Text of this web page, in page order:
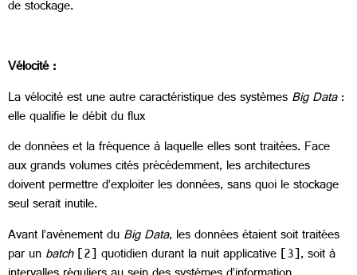
de stockage.
Vélocité :
La vélocité est une autre caractéristique des systèmesBig Data:
elle qualifie le débit du flux
de données et la fréquence à laquelle elles sont traitées. Face
aux grands volumes cités précédemment, les architectures
doivent permettre d’exploiter les données, sans quoi le stockage
seul serait inutile.
Avant l’avènement duBig Data, les données étaient soit traitées
par unbatch[2] quotidien durant la nuit applicative [3], soit à